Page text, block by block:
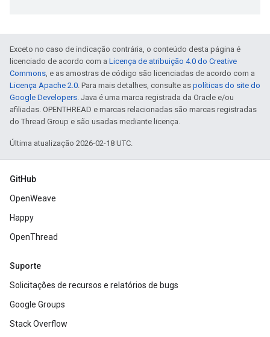
Exceto no caso de indicação contrária, o conteúdo desta página é
licenciado de acordo com a Licença de atribuição 4.0 do Creative
Commons, e as amostras de código são licenciadas de acordo com a
Licença Apache 2.0. Para mais detalhes, consulte as políticas do site do
Google Developers. Java é uma marca registrada da Oracle e/ou
afiliadas. OPENTHREAD e marcas relacionadas são marcas registradas
do Thread Group e são usadas mediante licença.
Última atualização 2026-02-18 UTC.
GitHub
OpenWeave
Happy
OpenThread
Suporte
Solicitações de recursos e relatórios de bugs
Google Groups
Stack Overflow